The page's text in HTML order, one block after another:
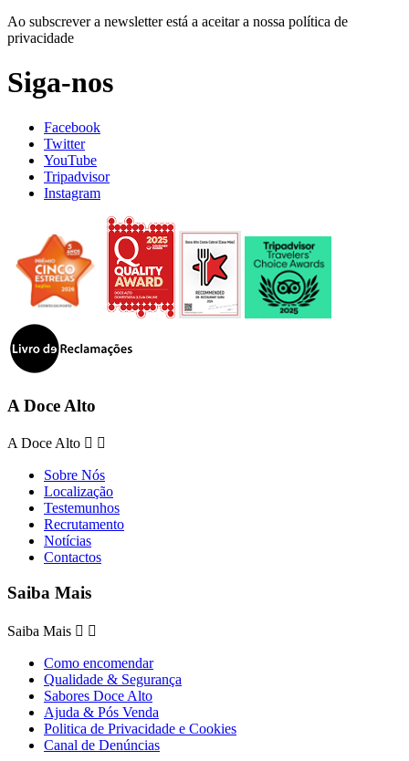
Ao subscrever a newsletter está a aceitar a nossa política de
privacidade
Siga-nos
Facebook
Twitter
YouTube
Tripadvisor
Instagram
A Doce Alto
A Doce Alto  
Sobre Nós
Localização
Testemunhos
Recrutamento
Notícias
Contactos
Saiba Mais
Saiba Mais  
Como encomendar
Qualidade & Segurança
Sabores Doce Alto
Ajuda & Pós Venda
Politica de Privacidade e Cookies
Canal de Denúncias